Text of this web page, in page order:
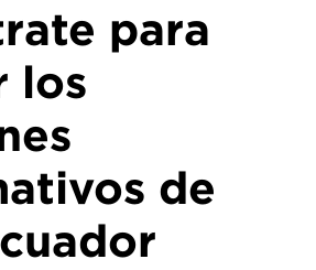
para
los
de